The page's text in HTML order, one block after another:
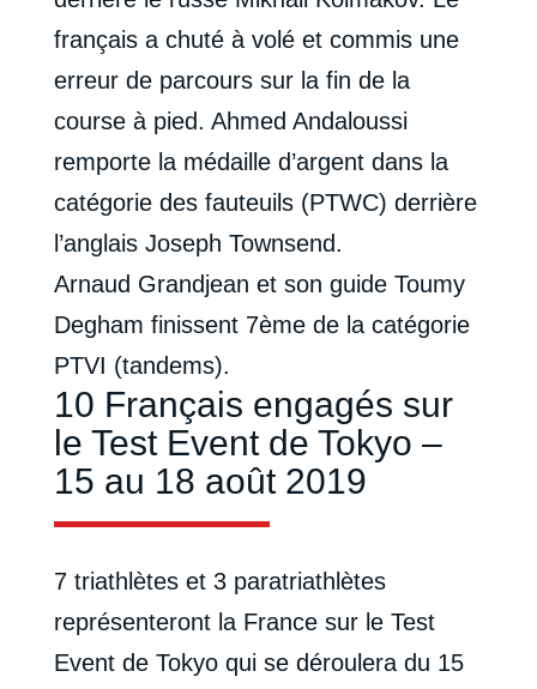
français a chuté à volé et commis une
erreur de parcours sur la fin de la
course à pied. Ahmed Andaloussi
remporte la médaille d’argent dans la
catégorie des fauteuils (PTWC) derrière
l’anglais Joseph Townsend.
Arnaud Grandjean et son guide Toumy
Degham finissent 7ème de la catégorie
PTVI (tandems).
10 Français engagés sur
le Test Event de Tokyo –
15 au 18 août 2019
7 triathlètes et 3 paratriathlètes
représenteront la France sur le Test
Event de Tokyo qui se déroulera du 15